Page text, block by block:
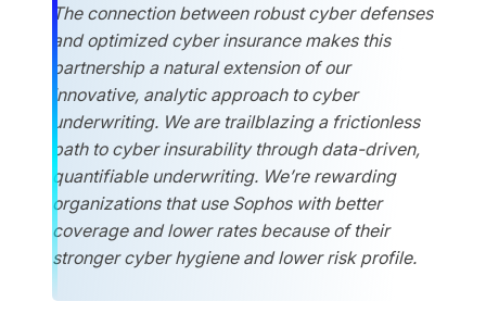
The connection between robust cyber defenses
and optimized cyber insurance makes this
partnership a natural extension of our
innovative, analytic approach to cyber
underwriting. We are trailblazing a frictionless
path to cyber insurability through data-driven,
quantifiable underwriting. We’re rewarding
organizations that use Sophos with better
coverage and lower rates because of their
stronger cyber hygiene and lower risk profile.